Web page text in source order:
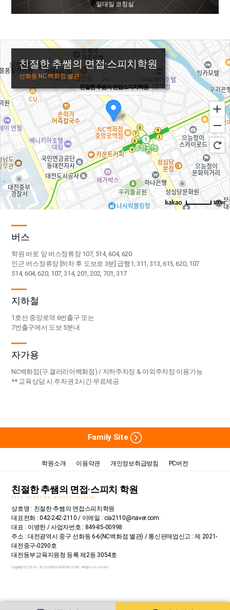
집단면접스터디룸
친절한 추쌤의 면접·스피치학원
선화동 NC 백화점 별관
친절한 추쌤의 면접스피치학원
100m
버스
학원 바로 앞 버스정류장 107, 514, 604, 620
인근 버스정류장 [하차 후 도보로 3분] 급행1, 311, 313, 615, 620, 107
514, 604, 620, 107, 314, 201, 202, 701, 317
지하철
1호선 중앙로역 6번출구 또는
7번출구에서 도보 5분내
자가용
NC백화점(구.갤러리아백화점) / 지하주차장 & 야외주차장 이용가능
** 교육상담 시 주차권 2시간 무료제공
Family Site
학원소개 이용약관 개인정보취급방침 PC버전
친절한 추쌤의 면접·스피치 학원
CHOO INTERVIEW SPEECH ACADEMY
상호명 : 친절한 추쌤의 면접스피치학원
대표전화 : 042-242-2110 / 이메일 : cia2110@naver.com
대표 : 이병한 / 사업자번호 : 849-85-00998
주소 : 대전광역시 중구 선화동 6-6(NC백화점 별관) / 통신판매업신고 : 제 2021-
대전중구-0290호
대전동부교육지원청 등록 제2동 3054호
Copyright (C) 2016~2022CHOOACADEMY.CO.KR. All rights reserved.